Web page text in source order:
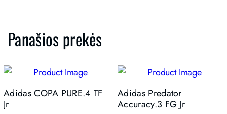
Panašios prekės
Adidas COPA PURE.4 TF
Jr
Adidas Predator
Accuracy.3 FG Jr